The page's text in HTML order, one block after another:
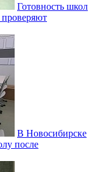
Готовность школ
В Новосибирске
после